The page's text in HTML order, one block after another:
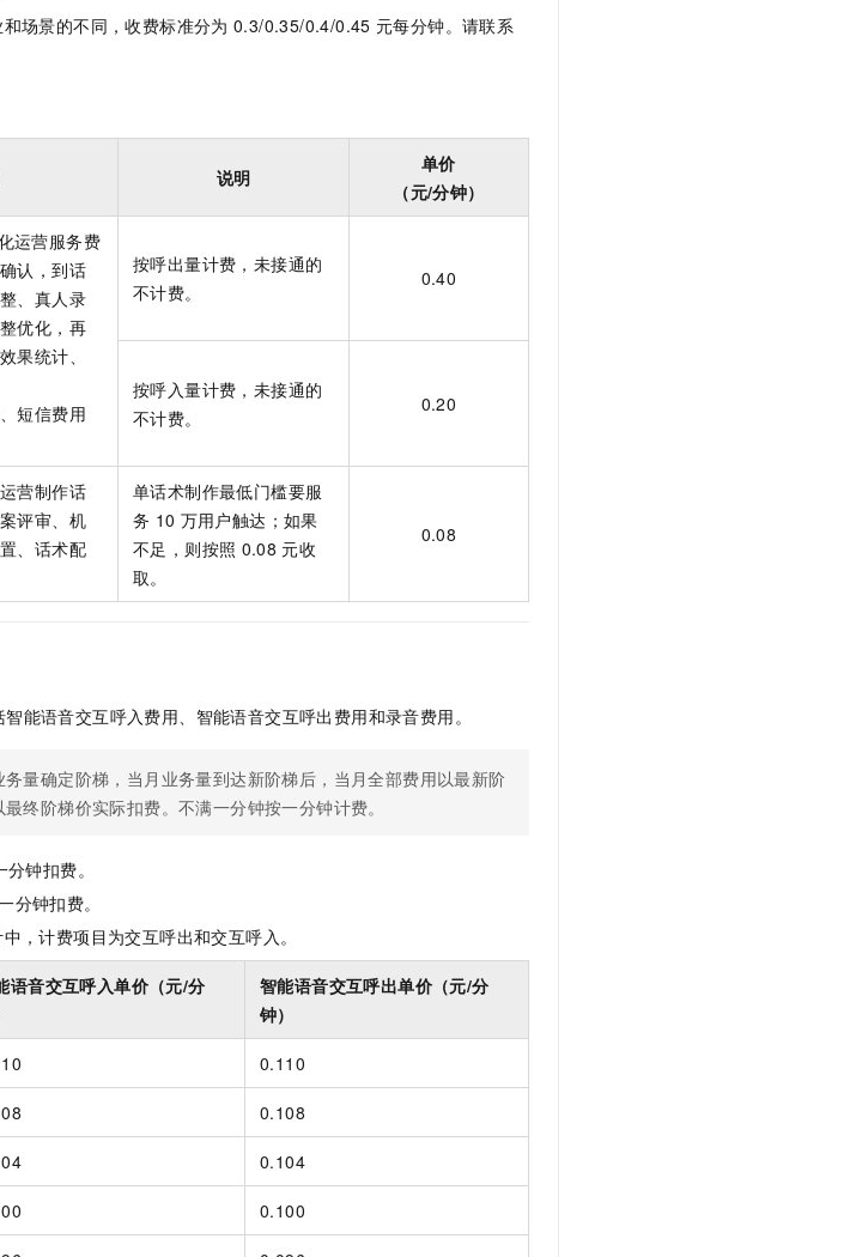
场景的不同，收费标准分为 0.3/0.35/0.4/0.45 元每分钟。请联系
说明
单价
（元/分钟）
运营服务费
认，到话
、真人录
优化，再
果统计、
短信费用
按呼出量计费，未接通的
不计费。
0.40
按呼入量计费，未接通的
不计费。
0.20
营制作话
评审、机
、话术配
单话术制作最低门槛要服
务 10 万用户触达；如果
不足，则按照 0.08 元收
取。
0.08
能语音交互呼入费用、智能语音交互呼出费用和录音费用。
量确定阶梯，当月业务量到达新阶梯后，当月全部费用以最新阶
终阶梯价实际扣费。不满一分钟按一分钟计费。
钟扣费。
分钟扣费。
，计费项目为交互呼出和交互呼入。
语音交互呼入单价（元/分
智能语音交互呼出单价（元/分
钟）
0.110
0.108
0.104
0.100